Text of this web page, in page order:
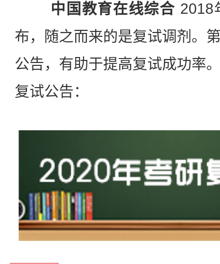
中国教育在线综合 2018
布，随之而来的是复试调剂。
公告，有助于提高复试成功率
复试公告：